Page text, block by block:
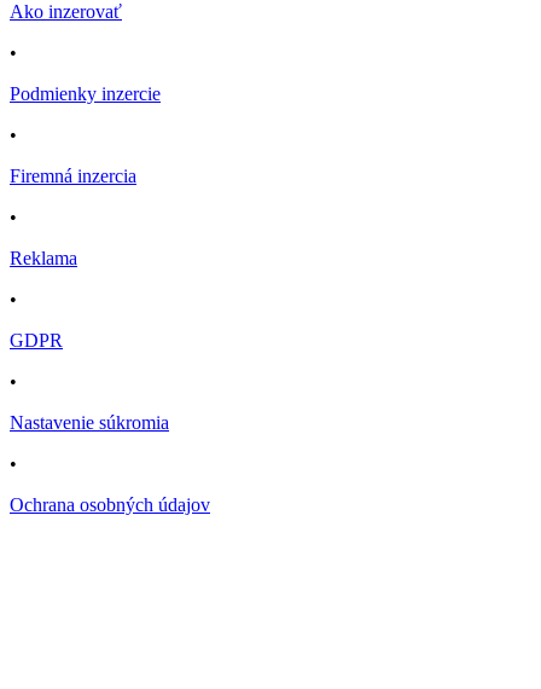
Ako inzerovať
•
Podmienky inzercie
•
Firemná inzercia
•
Reklama
•
GDPR
•
Nastavenie súkromia
•
Ochrana osobných údajov